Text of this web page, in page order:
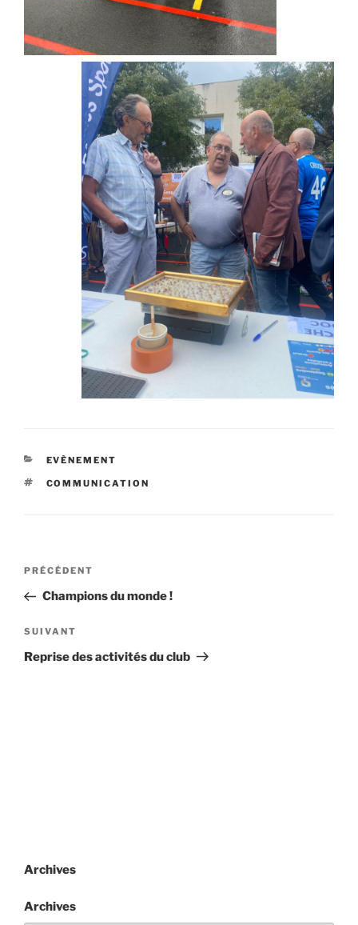
CATÉGORIES
EVÈNEMENT
ÉTIQUETTES
COMMUNICATION
Navigation
l’article
Article
précédent
PRÉCÉDENT
Champions du monde !
Article
suivant
SUIVANT
Reprise des activités du club
Archives
Archives